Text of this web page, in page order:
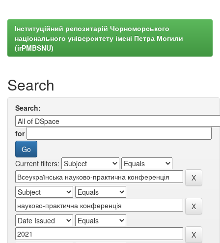
Інституційний репозитарій Чорноморського
національного університету імені Петра Могили
(irPMBSNU)
Search
Search:
for
Current filters: